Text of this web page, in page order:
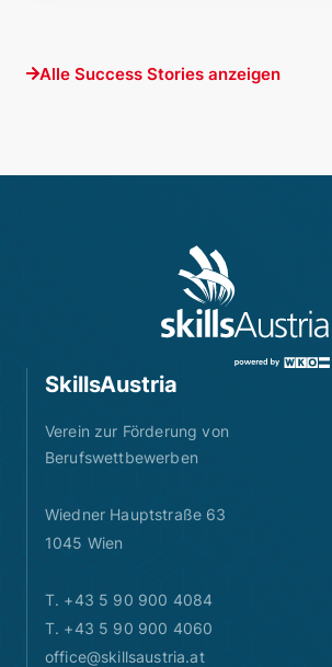
Alle Success Stories anzeigen
SkillsAustria
Verein zur Förderung von
Berufswettbewerben
Wiedner Hauptstraße 63
1045 Wien
T. +43 5 90 900 4084
T. +43 5 90 900 4060
office@skillsaustria.at